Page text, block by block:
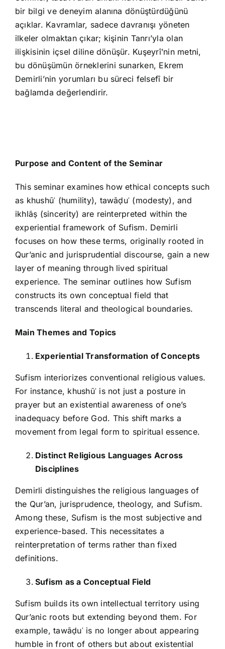
bir bilgi ve deneyim alanına dönüştürdüğünü
açıklar. Kavramlar, sadece davranışı yöneten
ilkeler olmaktan çıkar; kişinin Tanrı’yla olan
ilişkisinin içsel diline dönüşür. Kuşeyrî’nin metni,
bu dönüşümün örneklerini sunarken, Ekrem
Demirli’nin yorumları bu süreci felsefî bir
bağlamda değerlendirir.
Purpose and Content of the Seminar
This seminar examines how ethical concepts such
as khushūʿ (humility), tawāḍuʿ (modesty), and
ikhlāṣ (sincerity) are reinterpreted within the
experiential framework of Sufism. Demirli
focuses on how these terms, originally rooted in
Qur’anic and jurisprudential discourse, gain a new
layer of meaning through lived spiritual
experience. The seminar outlines how Sufism
constructs its own conceptual field that
transcends literal and theological boundaries.
Main Themes and Topics
Experiential Transformation of Concepts
Sufism interiorizes conventional religious values.
For instance, khushūʿ is not just a posture in
prayer but an existential awareness of one’s
inadequacy before God. This shift marks a
movement from legal form to spiritual essence.
Distinct Religious Languages Across
Disciplines
Demirli distinguishes the religious languages of
the Qur’an, jurisprudence, theology, and Sufism.
Among these, Sufism is the most subjective and
experience-based. This necessitates a
reinterpretation of terms rather than fixed
definitions.
Sufism as a Conceptual Field
Sufism builds its own intellectual territory using
Qur’anic roots but extending beyond them. For
example, tawāḍuʿ is no longer about appearing
humble in front of others but about existential